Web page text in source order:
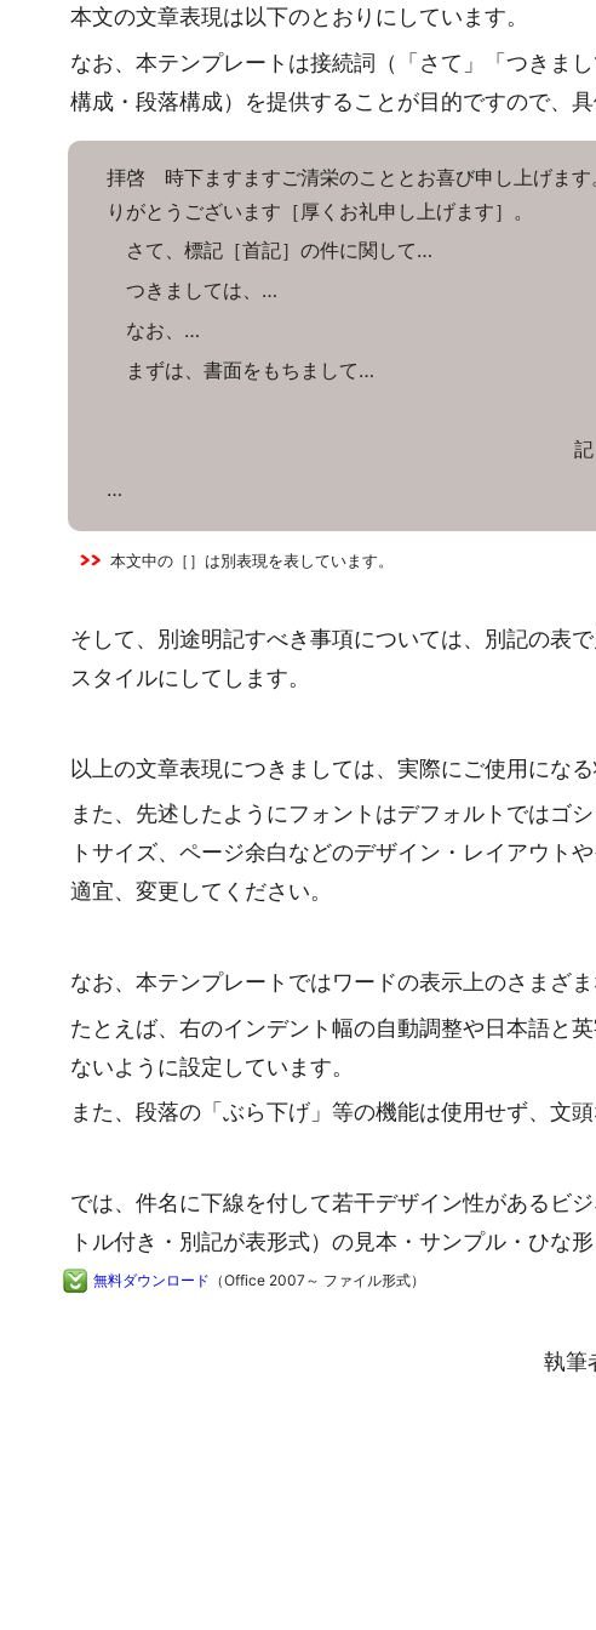
本文の文章表現は以下のとおりにしています。
なお、本テンプレートは接続詞（「さて」「つきま
構成・段落構成）を提供することが目的ですので、
拝啓 時下ますますご清栄のこととお喜び申し上げま
りがとうございます［厚くお礼申し上げます］。
さて、標記［首記］の件に関して…
つきましては、…
なお、…
まずは、書面をもちまして…
記
…
本文中の［］は別表現を表しています。
そして、別途明記すべき事項については、別記の表
スタイルにしてします。
以上の文章表現につきましては、実際にご使用にな
また、先述したようにフォントはデフォルトではゴ
トサイズ、ページ余白などのデザイン・レイアウト
適宜、変更してください。
なお、本テンプレートではワードの表示上のさまざ
たとえば、右のインデント幅の自動調整や日本語と
ないように設定しています。
また、段落の「ぶら下げ」等の機能は使用せず、文
では、件名に下線を付して若干デザイン性があるビ
トル付き・別記が表形式）の見本・サンプル・ひな
無料ダウンロード （Office 2007～ ファイル形式）
執筆